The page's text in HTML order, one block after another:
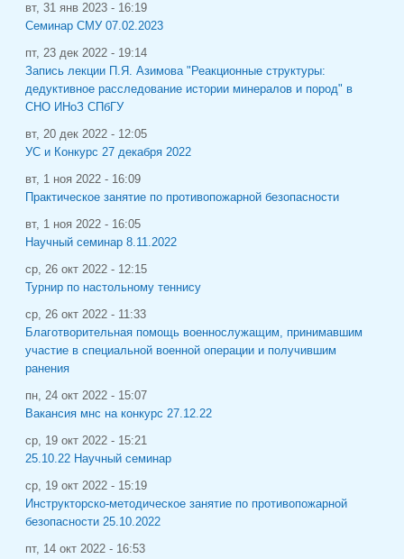
вт, 31 янв 2023 - 16:19
Семинар СМУ 07.02.2023
пт, 23 дек 2022 - 19:14
Запись лекции П.Я. Азимова "Реакционные структуры:
дедуктивное расследование истории минералов и пород" в
СНО ИНоЗ СПбГУ
вт, 20 дек 2022 - 12:05
УС и Конкурс 27 декабря 2022
вт, 1 ноя 2022 - 16:09
Практическое занятие по противопожарной безопасности
вт, 1 ноя 2022 - 16:05
Научный семинар 8.11.2022
ср, 26 окт 2022 - 12:15
Турнир по настольному теннису
ср, 26 окт 2022 - 11:33
Благотворительная помощь военнослужащим, принимавшим
участие в специальной военной операции и получившим
ранения
пн, 24 окт 2022 - 15:07
Вакансия мнс на конкурс 27.12.22
ср, 19 окт 2022 - 15:21
25.10.22 Научный семинар
ср, 19 окт 2022 - 15:19
Инструкторско-методическое занятие по противопожарной
безопасности 25.10.2022
пт, 14 окт 2022 - 16:53